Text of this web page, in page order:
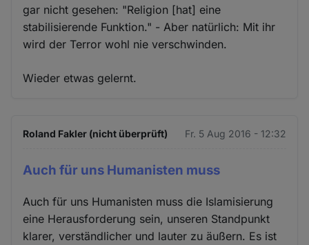
gar nicht gesehen: "Religion [hat] eine
stabilisierende Funktion." - Aber natürlich: Mit ihr
wird der Terror wohl nie verschwinden.
Wieder etwas gelernt.
Roland Fakler (nicht überprüft) Fr. 5 Aug 2016 - 12:32
Auch für uns Humanisten muss
Auch für uns Humanisten muss die Islamisierung
eine Herausforderung sein, unseren Standpunkt
klarer, verständlicher und lauter zu äußern. Es ist